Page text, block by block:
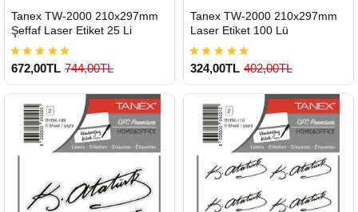
GÖNDERİ
Tanex TW-2000 210x297mm
Şeffaf Laser Etiket 25 Li
672,00TL 744,00TL
GÖNDERİ
Tanex TW-2000 210x297mm
Laser Etiket 100 Lü
324,00TL 402,00TL